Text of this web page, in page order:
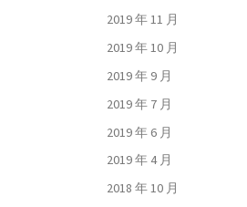
2019 年 11 月
2019 年 10 月
2019 年 9 月
2019 年 7 月
2019 年 6 月
2019 年 4 月
2018 年 10 月